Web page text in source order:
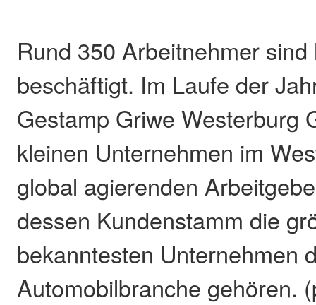
Rund 350 Arbeitnehmer
beschäftigt. Im Laufe der
Gestamp Griwe Westerburg
kleinen Unternehmen im
global agierenden
dessen Kundenstamm die
bekanntesten Unternehmen
Automobilbranche gehören.